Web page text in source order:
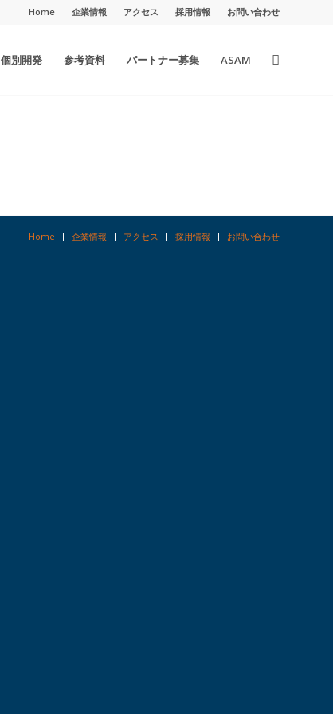
Home 企業情報 アクセス 採用情報 お問い合わせ
個別開発 参考資料 パートナー募集 ASAM
Home 企業情報 アクセス 採用情報 お問い合わせ